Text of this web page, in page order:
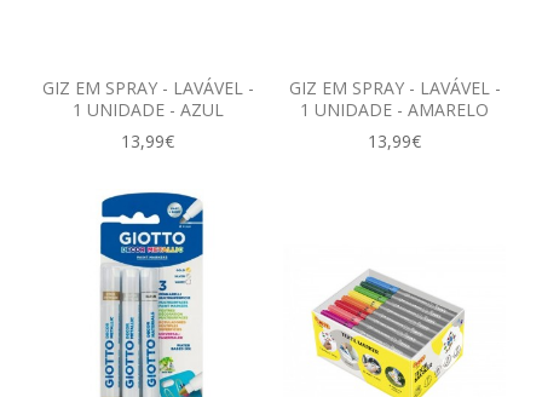
GIZ EM SPRAY - LAVÁVEL -
1 UNIDADE - AZUL
13,99€
GIZ EM SPRAY - LAVÁVEL -
1 UNIDADE - AMARELO
13,99€